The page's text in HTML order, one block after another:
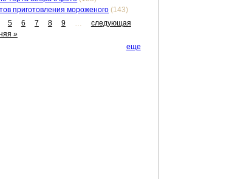
приготовления мороженого (143)
5 6 7 8 9 …
следующая
»
еще